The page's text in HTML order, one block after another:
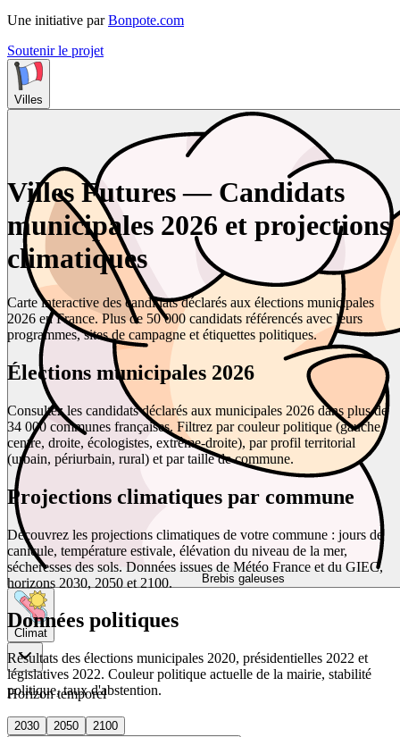
Une initiative par Bonpote.com
Soutenir le projet
Villes
Brebis galeuses
Climat
Horizon temporel
2030 2050
2100
Villes Futures — Candidats
municipales 2026 et projections
climatiques
Carte interactive des candidats déclarés aux élections municipales
2026 en France. Plus de 50 000 candidats référencés avec leurs
programmes, sites de campagne et étiquettes politiques.
Élections municipales 2026
Consultez les candidats déclarés aux municipales 2026 dans plus de
34 000 communes françaises. Filtrez par couleur politique (gauche,
centre, droite, écologistes, extrême-droite), par profil territorial
(urbain, périurbain, rural) et par taille de commune.
Projections climatiques par commune
Découvrez les projections climatiques de votre commune : jours de
canicule, température estivale, élévation du niveau de la mer,
sécheresses des sols. Données issues de Météo France et du GIEC,
horizons 2030, 2050 et 2100.
Données politiques
Résultats des élections municipales 2020, présidentielles 2022 et
législatives 2022. Couleur politique actuelle de la mairie, stabilité
politique, taux d'abstention.